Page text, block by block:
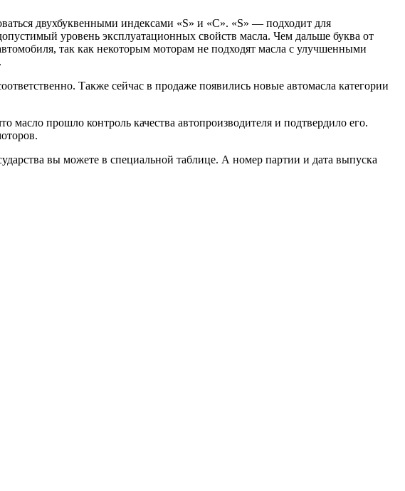
двухбуквенными индексами «S» и «C». «S» — подходит для
уровень эксплуатационных свойств масла. Чем дальше буква от
так как некоторым моторам не подходят масла с улучшенными
.
Также сейчас в продаже появились новые автомасла категории
масло прошло контроль качества автопроизводителя и подтвердило его.
вы можете в специальной таблице. А номер партии и дата выпуска